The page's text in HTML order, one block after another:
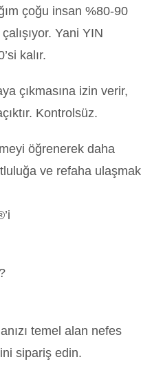
çoğu insan %80-90
Yani YIN
kalır.
çıkmasına izin verir,
Kontrolsüz.
öğrenerek daha
ve refaha ulaşmak
temel alan nefes
sipariş edin.